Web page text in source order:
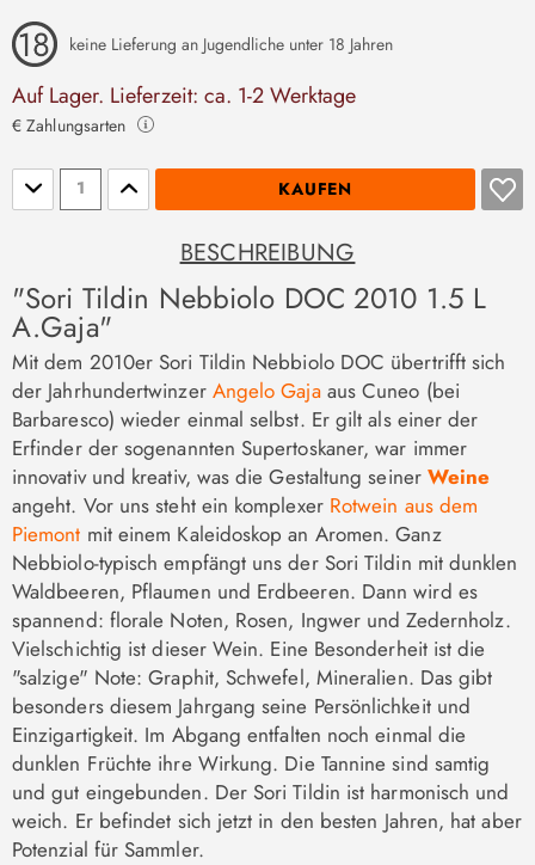
keine Lieferung an Jugendliche unter 18 Jahren
Auf Lager. Lieferzeit: ca. 1-2 Werktage
€ Zahlungsarten
Stückzahl KAUFEN
BESCHREIBUNG
"Sori Tildin Nebbiolo DOC 2010 1.5 L
A.Gaja"
Mit dem 2010er Sori Tildin Nebbiolo DOC übertrifft sich
der Jahrhundertwinzer Angelo Gajaaus Cuneo (bei
Barbaresco) wieder einmal selbst. Er gilt als einer der
Erfinder der sogenannten Supertoskaner, war immer
innovativ und kreativ, was die Gestaltung seiner Weine
angeht. Vor uns steht ein komplexer Rotwein aus dem
Piemont mit einem Kaleidoskop an Aromen. Ganz
Nebbiolo-typisch empfängt uns der Sori Tildin mit dunklen
Waldbeeren, Pflaumen und Erdbeeren. Dann wird es
spannend: florale Noten, Rosen, Ingwer und Zedernholz.
Vielschichtig ist dieser Wein. Eine Besonderheit ist die
"salzige" Note: Graphit, Schwefel, Mineralien. Das gibt
besonders diesem Jahrgang seine Persönlichkeit und
Einzigartigkeit. Im Abgang entfalten noch einmal die
dunklen Früchte ihre Wirkung. Die Tannine sind samtig
und gut eingebunden. Der Sori Tildin ist harmonisch und
weich. Er befindet sich jetzt in den besten Jahren, hat aber
Potenzial für Sammler.